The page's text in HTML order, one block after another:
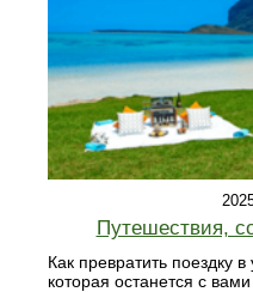
Путешествия,
Как превратить поездку
которая останется с вами